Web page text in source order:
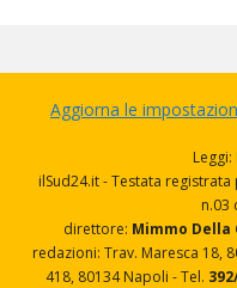
Aggiorna le
Leggi:
ilSud24.it - Testata
n.03
direttore: Mimmo Della
redazioni: Trav. Maresca 18,
418, 80134 Napoli - Tel.